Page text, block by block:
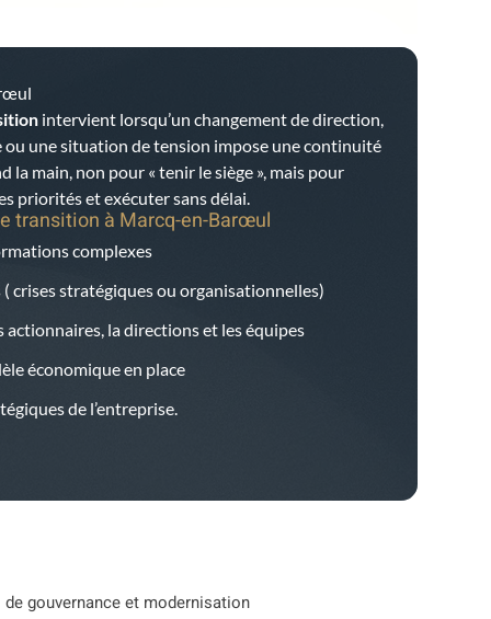
intervient lorsqu’un changement de direction,
une situation de tension impose une continuité
la main, non pour « tenir le siège », mais pour
priorités et exécuter sans délai.
transition à Marcq-en-Barœul
complexes
crises stratégiques ou organisationnelles)
la directions et les équipes
économique en place
de l’entreprise.
gouvernance et modernisation